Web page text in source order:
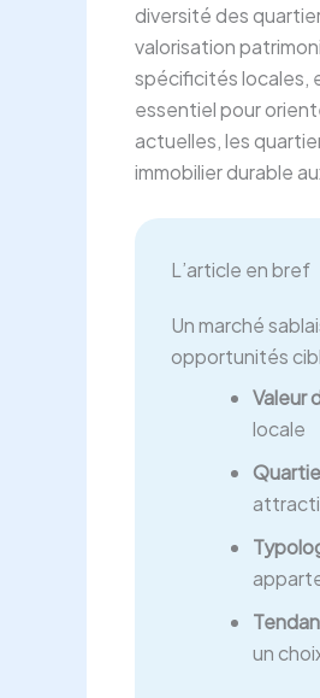
diversité des
valorisation
spécificités locales,
essentiel pour
actuelles, les
immobilier durable
L’article en bref
Un marché
opportunités
Valeur
locale
un